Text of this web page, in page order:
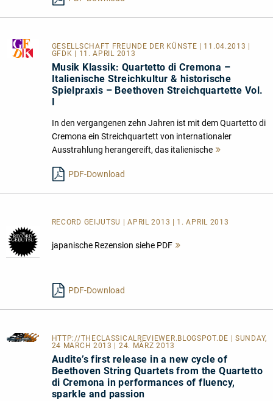
GESELLSCHAFT FREUNDE DER KÜNSTE
| 11.04.2013 |
GFDK | 11. APRIL 2013
Musik Klassik: Quartetto di Cremona –
Italienische Streichkultur & historische
Spielpraxis – Beethoven Streichquartette Vol.
In den vergangenen zehn Jahren ist mit dem Quartetto di
Cremona ein Streichquartett von internationaler
Ausstrahlung herangereift, das italienische
PDF-Download
RECORD GEIJUTSU | APRIL 2013 | 1. APRIL 2013
japanische Rezension siehe PDF
PDF-Download
HTTP://THECLASSICALREVIEWER.BLOGSPOT.DE
| SUNDAY,
24 MARCH 2013 | 24. MÄRZ 2013
Audite’s first release in a new cycle of
Beethoven String Quartets from the Quartetto
di Cremona in performances of fluency,
sparkle and passion